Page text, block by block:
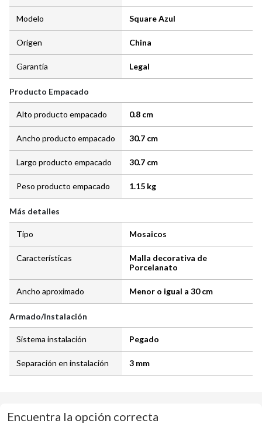
Modelo Square Azul
Origen China
Garantía Legal
Producto Empacado
Alto producto empacado 0.8 cm
Ancho producto empacado 30.7 cm
Largo producto empacado 30.7 cm
Peso producto empacado 1.15 kg
Más detalles
Tipo Mosaicos
Características
Malla decorativa de
Porcelanato
Ancho aproximado Menor o igual a 30 cm
Armado/Instalación
Sistema instalación Pegado
Separación en instalación 3 mm
Encuentra la opción correcta